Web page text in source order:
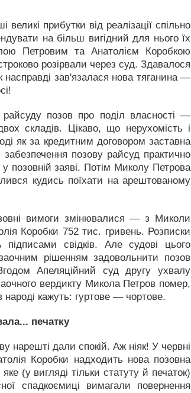
прибутки від реалізації спільно
на більш вигідний для нього їх
Петровим та Анатолієм Коробкою
розірвали через суд. Здавалося
зав'язалася нова тяганина —
райсуду позов про поділ власності —
складів. Цікаво, що нерухомість і
як за кредитним договором заставна
позову райсуд практично
заяві. Потім Миколу Петрова
кудись поїхати на арештованому
вимоги змінювалися — з Миколи
Коробки 752 тис. гривень. Розписки
підписами свідків. Але судові цього
рішенням задовольнити позов
Апеляційний суд другу ухвалу
вердикту Микола Петров помер,
кажуть: гуртове — чортове.
печатку
дали спокій. Аж ніяк! У червні
Коробки надходить нова позовна
(у вигляді тільки статуту й печаток)
спадкоємиці вимагали повернення